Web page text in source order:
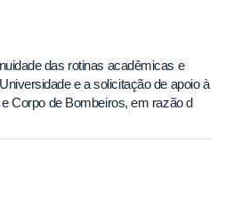
das rotinas acadêmicas e
e a solicitação de apoio à
Corpo de Bombeiros, em razão d